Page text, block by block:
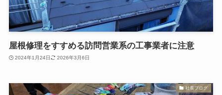
屋根修理をすすめる訪問営業系の工事業者に注意
2024年1月24日 2026年3月6日
社長ブログ